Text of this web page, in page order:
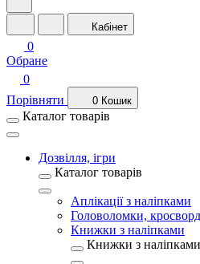
Кабінет
0
Обране
0
Порівняти
0 Кошик
Каталог товарів
Дозвілля, ігри
Каталог товарів
Аплікації з наліпками
Головоломки,
Книжки з наліпками
Книжки з наліпками